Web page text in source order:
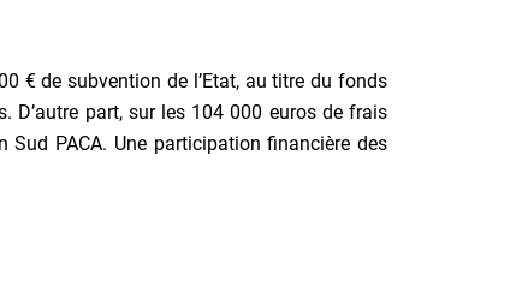
€ de subvention de l’Etat, au titre du fonds
D’autre part, sur les 104 000 euros de frais
PACA. Une participation financière des